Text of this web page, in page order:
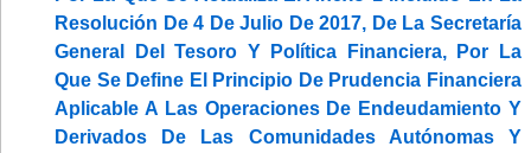
Resolución De 4 De Julio De 2017, De La Secretaría
General Del Tesoro Y Política Financiera, Por La
Que Se Define El Principio De Prudencia Financiera
Aplicable A Las Operaciones De Endeudamiento Y
Derivados De Las Comunidades Autónomas Y